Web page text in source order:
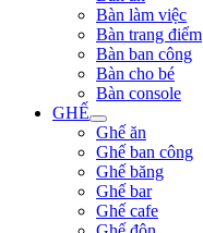
Bàn làm việc
Bàn trang điểm
Bàn ban công
Bàn cho bé
Bàn console
GHẾ
Ghế ăn
Ghế ban công
Ghế băng
Ghế bar
Ghế cafe